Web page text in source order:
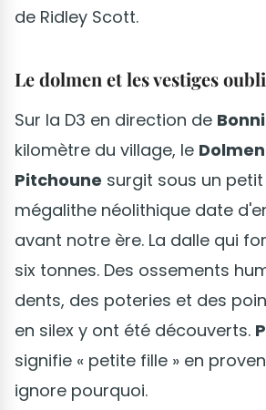
de Ridley Scott.
Le dolmen et les vestiges
Sur la D3 en direction de
kilomètre du village, le
Pitchoune surgit sous un
mégalithe néolithique date
avant notre ère. La dalle qui
six tonnes. Des ossements
dents, des poteries et des
en silex y ont été découverts.
signifie « petite fille » en
ignore pourquoi.